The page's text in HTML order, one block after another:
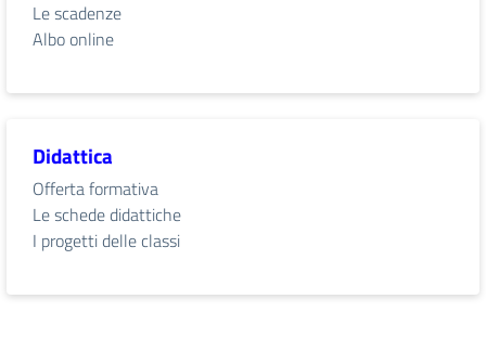
Le scadenze
Albo online
Didattica
Offerta formativa
Le schede didattiche
I progetti delle classi